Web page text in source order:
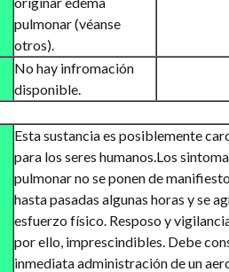
pulmonar (véanse
otros).
No hay infromación
disponible.
Esta sustancia es posiblemente
para los seres humanos.Los
pulmonar no se ponen de
hasta pasadas algunas horas y se
esfuerzo físico. Resposo y
por ello, imprescindibles. Debe
inmediata administración de un